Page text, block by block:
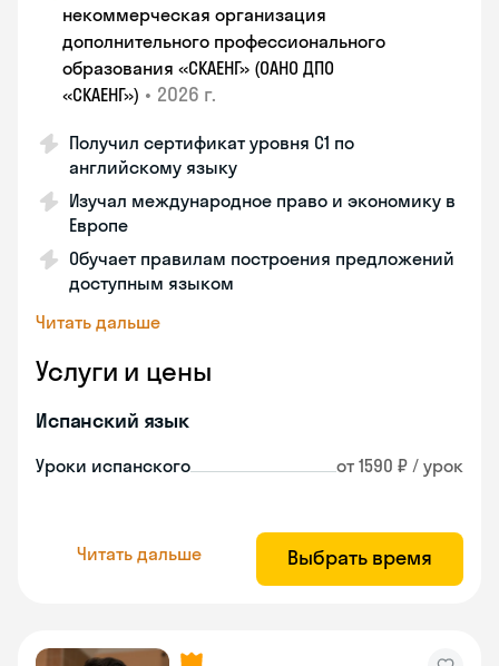
некоммерческая организация
дополнительного профессионального
образования «СКАЕНГ» (ОАНО ДПО
«СКАЕНГ») • 2026 г.
Получил сертификат уровня С1 по
английскому языку
Изучал международное право и экономику в
Европе
Обучает правилам построения предложений
доступным языком
Читать дальше
Услуги и цены
Испанский язык
Уроки испанского от 1590 ₽ / урок
Читать дальше Выбрать время